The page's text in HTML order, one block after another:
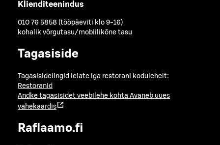
Klienditeenindus
010 76 5858 (tööpäeviti klo 9-16)
kohalik võrgutasu/mobiilikõne tasu
Tagasiside
Tagasisidelingid leiate iga restorani kodulehelt:
Restoranid
Andke tagasisidet veebilehe kohta Avaneb uues
vahekaardis
Raflaamo.fi